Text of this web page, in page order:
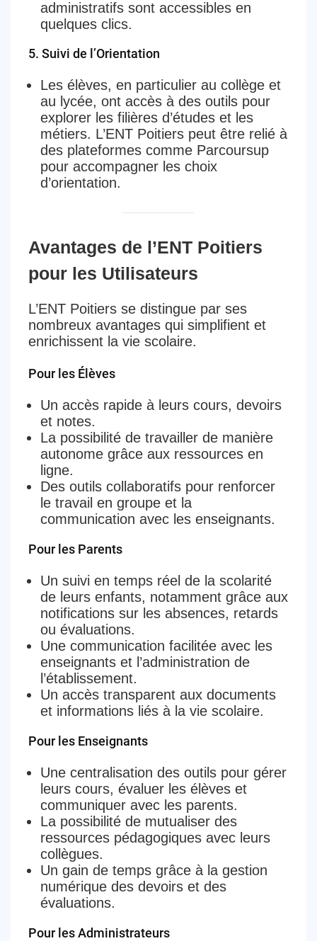
administratifs sont accessibles en
quelques clics.
5. Suivi de l’Orientation
Les élèves, en particulier au collège et
au lycée, ont accès à des outils pour
explorer les filières d’études et les
métiers. L’ENT Poitiers peut être relié à
des plateformes comme Parcoursup
pour accompagner les choix
d’orientation.
Avantages de l’ENT Poitiers
pour les Utilisateurs
L’ENT Poitiers se distingue par ses
nombreux avantages qui simplifient et
enrichissent la vie scolaire.
Pour les Élèves
Un accès rapide à leurs cours, devoirs
et notes.
La possibilité de travailler de manière
autonome grâce aux ressources en
ligne.
Des outils collaboratifs pour renforcer
le travail en groupe et la
communication avec les enseignants.
Pour les Parents
Un suivi en temps réel de la scolarité
de leurs enfants, notamment grâce aux
notifications sur les absences, retards
ou évaluations.
Une communication facilitée avec les
enseignants et l’administration de
l’établissement.
Un accès transparent aux documents
et informations liés à la vie scolaire.
Pour les Enseignants
Une centralisation des outils pour gérer
leurs cours, évaluer les élèves et
communiquer avec les parents.
La possibilité de mutualiser des
ressources pédagogiques avec leurs
collègues.
Un gain de temps grâce à la gestion
numérique des devoirs et des
évaluations.
Pour les Administrateurs